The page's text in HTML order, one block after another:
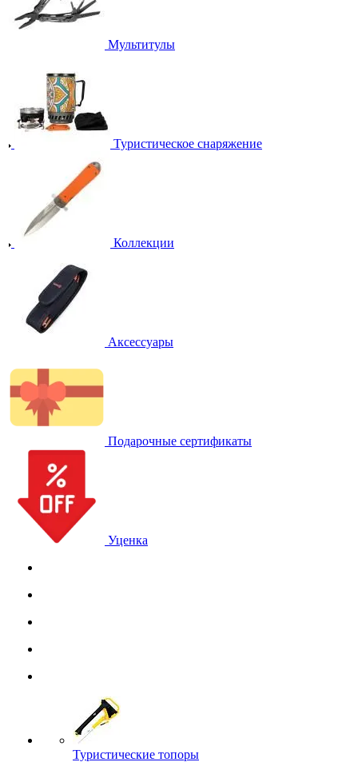
Мультитулы
Туристическое снаряжение
Коллекции
Аксессуары
Подарочные сертификаты
Уценка
Туристические топоры